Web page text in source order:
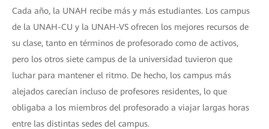
Cada año, la UNAH recibe más y más estudiantes. Los campus
de la UNAH-CU y la UNAH-VS ofrecen los mejores recursos de
su clase, tanto en términos de profesorado como de activos,
pero los otros siete campus de la universidad tuvieron que
luchar para mantener el ritmo. De hecho, los campus más
alejados carecían incluso de profesores residentes, lo que
obligaba a los miembros del profesorado a viajar largas horas
entre las distintas sedes del campus.